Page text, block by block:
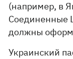
(например, в
Соединенные
должны
Украинский